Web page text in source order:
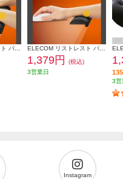
1,379円
(税込)
3営業日
3営
Instagram